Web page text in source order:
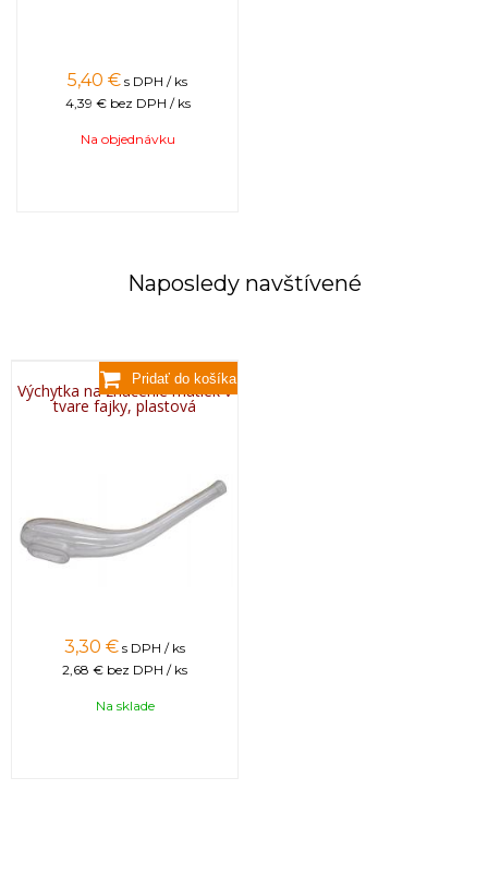
5,40 € s DPH / ks
4,39 € bez DPH / ks
Na objednávku
Naposledy navštívené
Výchytka na značenie matiek v
tvare fajky, plastová
3,30 € s DPH / ks
2,68 € bez DPH / ks
Na sklade